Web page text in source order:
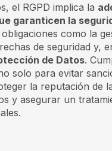
el RGPD implica la
garanticen la
como la
de seguridad y,
de Datos.
solo para evitar
la reputación de
y asegurar un